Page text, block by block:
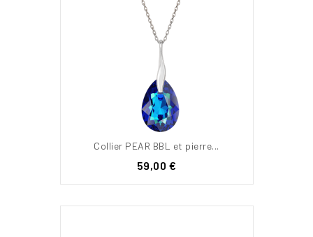
Collier PEAR BBL et pierre...
Prix
59,00 €